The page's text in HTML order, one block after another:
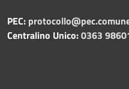
PEC:
Centralino Unico:0363